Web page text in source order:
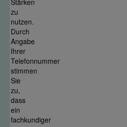
zu
nutzen.
Durch
Angabe
Ihrer
Telefonnummer
stimmen
Sie
zu,
dass
ein
fachkundiger